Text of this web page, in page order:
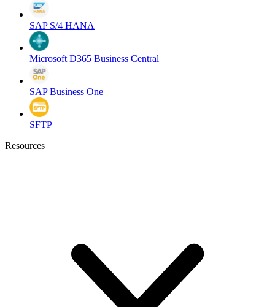
SAP S/4 HANA
Microsoft D365 Business Central
SAP Business One
SFTP
Resources